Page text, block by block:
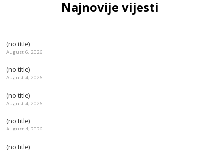
Najnovije vijesti
(no title)
August 6, 2026
(no title)
August 4, 2026
(no title)
August 4, 2026
(no title)
August 4, 2026
(no title)